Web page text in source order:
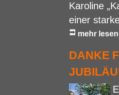
Karoline
einer
mehr lesen
DANKE